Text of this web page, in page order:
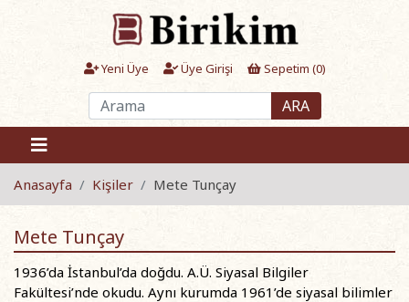
Yeni Üye Üye Girişi Sepetim (0)
ARA
Anasayfa Kişiler Mete Tunçay
Mete Tunçay
1936’da İstanbul’da doğdu. A.Ü. Siyasal Bilgiler
Fakültesi’nde okudu. Aynı kurumda 1961’de siyasal bilimler